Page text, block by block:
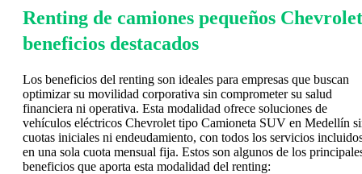
Renting de camiones pequeños
beneficios destacados
Los beneficios del renting son ideales para empresas que buscan
optimizar su movilidad corporativa sin comprometer su salud
financiera ni operativa. Esta modalidad ofrece soluciones de
vehículos eléctricos Chevrolet tipo Camioneta SUV en Medellín
cuotas iniciales ni endeudamiento, con todos los servicios
en una sola cuota mensual fija. Estos son algunos de los
beneficios que aporta esta modalidad del renting: